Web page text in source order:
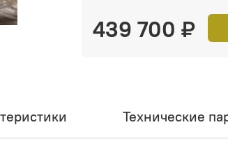
439 700 ₽
Технические